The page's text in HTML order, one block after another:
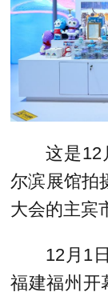
这是12
尔滨展馆拍
大会的主宾
12月1
福建福州开